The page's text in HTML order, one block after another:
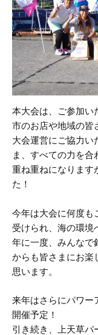
本大会は、ご参加い
市のお店や地域の皆
大会運営にご協力い
ま、すべての力を合
重ね重ねになります
た！
今年は大会に何度も
受けられ、海の環境
年に一度、みんなで
からも皆さまにお楽
思います。
来年はさらにパワー
開催予定！
引き続き、上天草パ